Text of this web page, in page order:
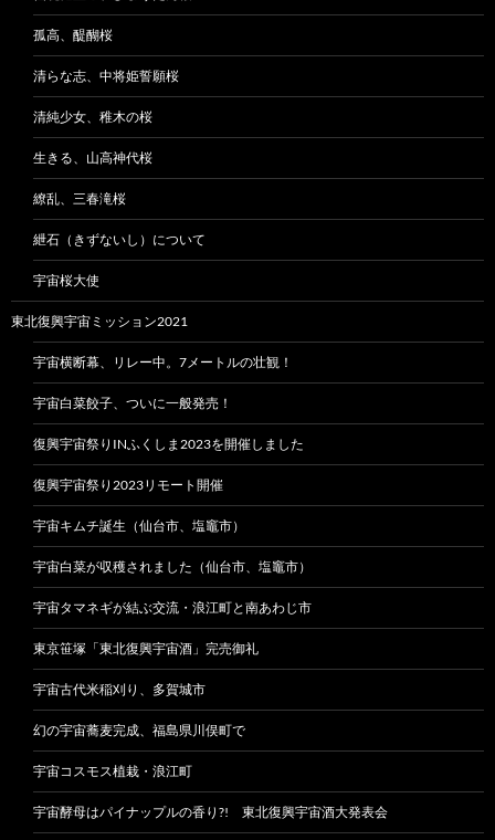
孤高、醍醐桜
清らな志、中将姫誓願桜
清純少女、稚木の桜
生きる、山高神代桜
繚乱、三春滝桜
紲石（きずないし）について
宇宙桜大使
東北復興宇宙ミッション2021
宇宙横断幕、リレー中。7メートルの壮観！
宇宙白菜餃子、ついに一般発売！
復興宇宙祭りINふくしま2023を開催しました
復興宇宙祭り2023リモート開催
宇宙キムチ誕生（仙台市、塩竈市）
宇宙白菜が収穫されました（仙台市、塩竈市）
宇宙タマネギが結ぶ交流・浪江町と南あわじ市
東京笹塚「東北復興宇宙酒」完売御礼
宇宙古代米稲刈り、多賀城市
幻の宇宙蕎麦完成、福島県川俣町で
宇宙コスモス植栽・浪江町
宇宙酵母はパイナップルの香り?! 東北復興宇宙酒大発表会